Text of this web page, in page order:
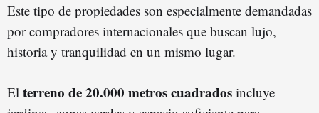
Este tipo de propiedades son especialmente demandadas
por compradores internacionales que buscan lujo,
historia y tranquilidad en un mismo lugar.
El terreno de 20.000 metros cuadrados incluye